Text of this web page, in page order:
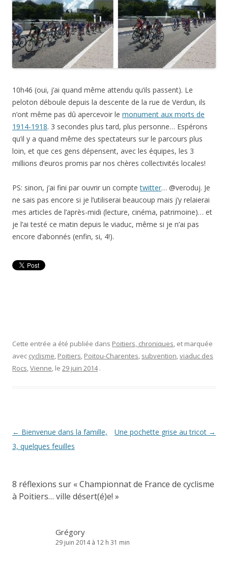
10h46 (oui, j’ai quand même attendu qu’ils passent). Le
peloton déboule depuis la descente de la rue de Verdun, ils
n’ont même pas dû apercevoir le monument aux morts de
1914-1918. 3 secondes plus tard, plus personne… Espérons
qu’il y a quand même des spectateurs sur le parcours plus
loin, et que ces gens dépensent, avec les équipes, les 3
millions d’euros promis par nos chères collectivités locales!
PS: sinon, j’ai fini par ouvrir un comptetwitter… @veroduj. Je
ne sais pas encore si je l’utiliserai beaucoup mais j’y relaierai
mes articles de l’après-midi (lecture, cinéma, patrimoine)… et
je l’ai testé ce matin depuis le viaduc, même si je n’ai pas
encore d’abonnés (enfin, si, 4!).
Cette entrée a été publiée dans Poitiers, chroniques, et marquée
avec cyclisme, Poitiers, Poitou-Charentes, subvention,viaduc des
Rocs,Vienne, le 29 juin 2014 .
Navigation
des
← Bienvenue dans la famille,
3, quelques feuilles
Une pochette grise au tricot →
8 réflexions sur «Championnat de France de cyclisme
à Poitiers… ville désert(é)e! »
Grégory
29 juin 2014 à 12 h 31 min